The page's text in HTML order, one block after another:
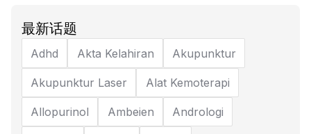
最新话题
Adhd Akta Kelahiran Akupunktur
Akupunktur Laser Alat Kemoterapi
Allopurinol Ambeien Andrologi